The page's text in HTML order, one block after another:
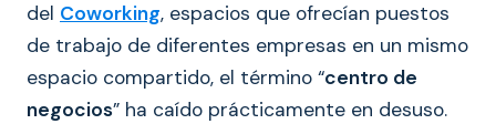
del Coworking, espacios que ofrecían puestos
de trabajo de diferentes empresas en un mismo
espacio compartido, el término “centro de
negocios” ha caído prácticamente en desuso.